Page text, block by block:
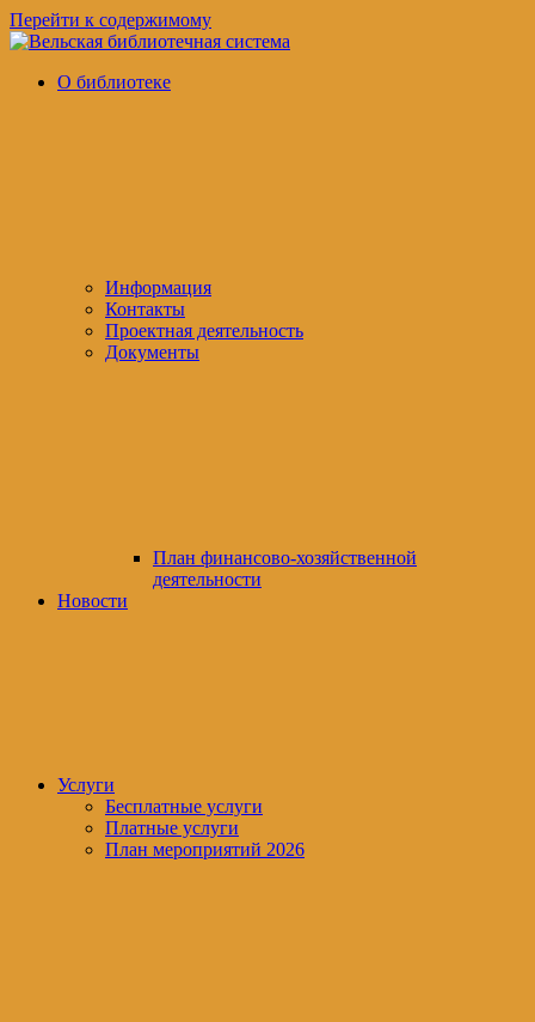
Перейти к содержимому
Вельская
официальный
О библиотеке
Информация
Контакты
Проектная деятельность
Документы
План финансово-хозяйственной
деятельности
Новости
Услуги
Бесплатные услуги
Платные услуги
План мероприятий 2026